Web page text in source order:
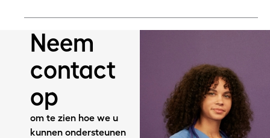
Neem
contact
op
om te zien hoe we u
kunnen ondersteunen